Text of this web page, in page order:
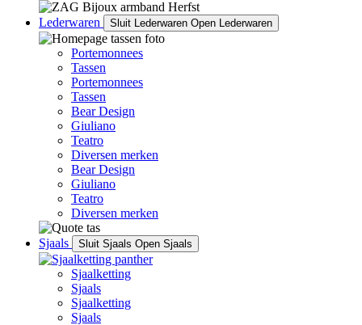
Lederwaren Sluit Lederwaren Open Lederwaren
Portemonnees
Tassen
Portemonnees
Tassen
Bear Design
Giuliano
Teatro
Diversen merken
Bear Design
Giuliano
Teatro
Diversen merken
Sjaals Sluit Sjaals Open Sjaals
Sjaalketting
Sjaals
Sjaalketting
Sjaals